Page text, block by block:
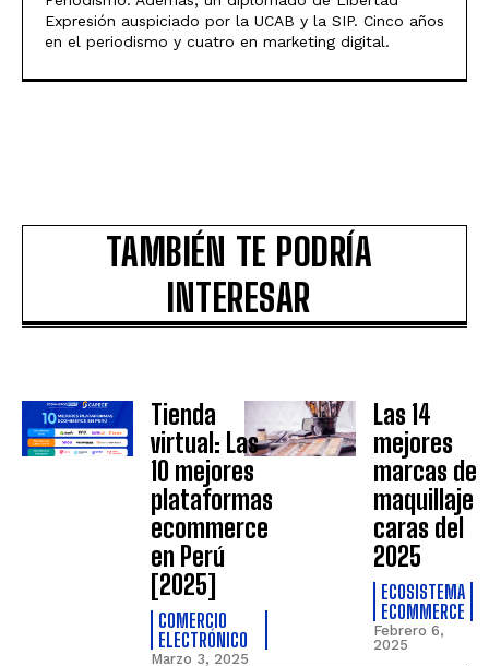
Expresión auspiciado por la UCAB y la SIP. Cinco años
en el periodismo y cuatro en marketing digital.
TAMBIÉN TE PODRÍA
INTERESAR
Tienda
virtual: Las
10 mejores
plataformas
ecommerce
en Perú
[2025]
COMERCIO
ELECTRÓNICO
Marzo 3, 2025
Las 14
mejores
marcas de
maquillaje
caras del
2025
ECOSISTEMA
ECOMMERCE
Febrero 6,
2025